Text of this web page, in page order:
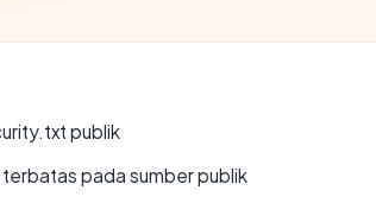
publik
pada sumber publik